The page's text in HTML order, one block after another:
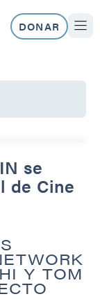
DONAR
se
de Cine
Y TOM